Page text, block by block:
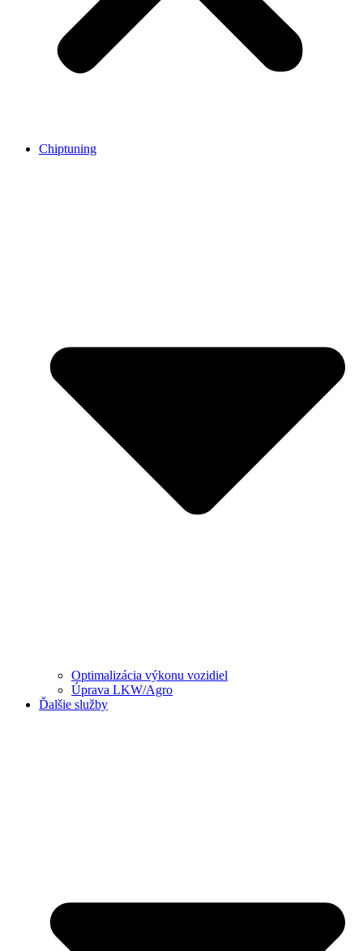
Chiptuning
Optimalizácia výkonu vozidiel
Úprava LKW/Agro
Ďalšie služby